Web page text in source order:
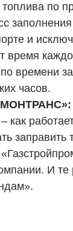
по
и
время
времени
часов.
как
заправить
И